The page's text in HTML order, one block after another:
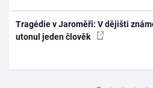
Tragédie v Jaroměři: V dějišti
utonul jeden člověk